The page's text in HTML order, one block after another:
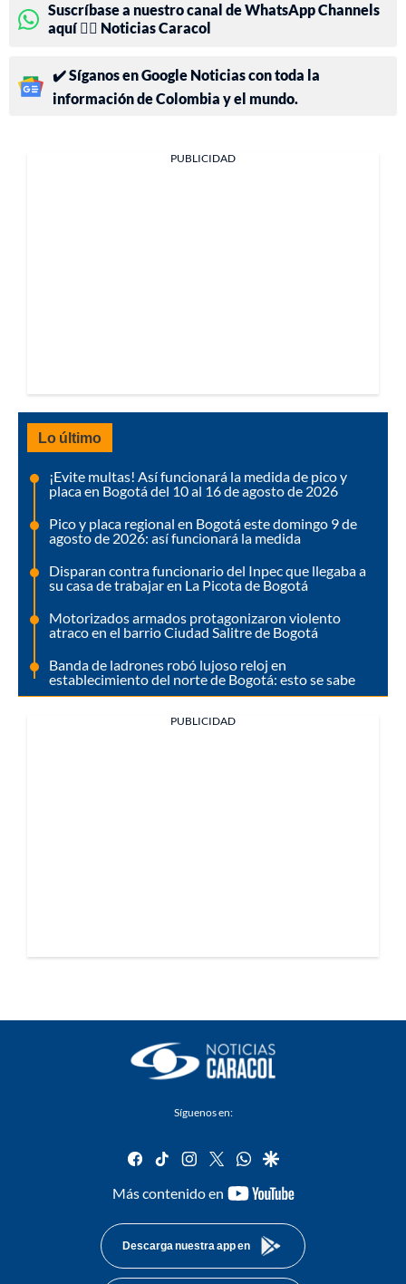
Suscríbase a nuestro canal de WhatsApp Channels
aquí 👉🏻 Noticias Caracol
✔️ Síganos en Google Noticias con toda la
información de Colombia y el mundo.
PUBLICIDAD
Lo último
¡Evite multas! Así funcionará la medida de pico y
placa en Bogotá del 10 al 16 de agosto de 2026
Pico y placa regional en Bogotá este domingo 9 de
agosto de 2026: así funcionará la medida
Disparan contra funcionario del Inpec que llegaba a
su casa de trabajar en La Picota de Bogotá
Motorizados armados protagonizaron violento
atraco en el barrio Ciudad Salitre de Bogotá
Banda de ladrones robó lujoso reloj en
establecimiento del norte de Bogotá: esto se sabe
PUBLICIDAD
Síguenos en:
facebook
tiktok instagram
twitterwhatsapp
google
Más contenido en
youtube-
Descarga nuestra app en